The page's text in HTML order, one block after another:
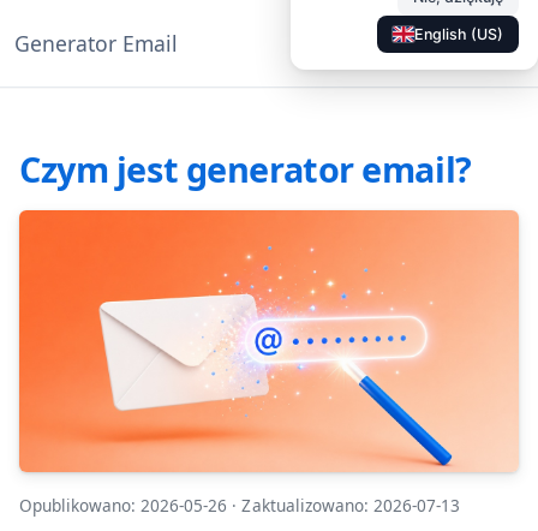
Generator Email Dokumentacja ◐ PL
English (US)
Czym jest generator email?
Opublikowano: 2026-05-26 ·Zaktualizowano: 2026-07-13